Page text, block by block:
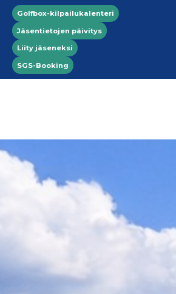
Hyppää pääsisältöön
Top menu
Golfbox-kilpailukalenteri
Jäsentietojen päivitys
Liity jäseneksi
SGS-Booking